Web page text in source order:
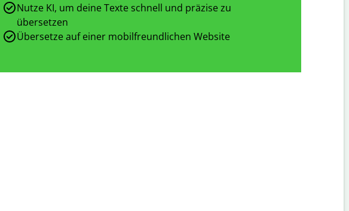
Nutze KI, um deine Texte schnell und präzise zu
übersetzen
Übersetze auf einer mobilfreundlichen Website